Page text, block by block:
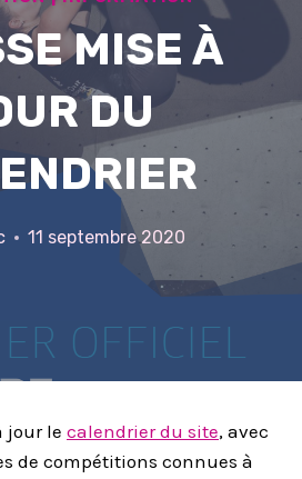
MISE À
DU
11 septembre 2020
jour le calendrier du site, avec
de compétitions connues à